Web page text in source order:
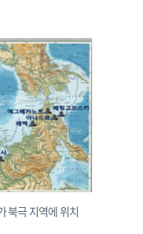
북극 지역에 위치